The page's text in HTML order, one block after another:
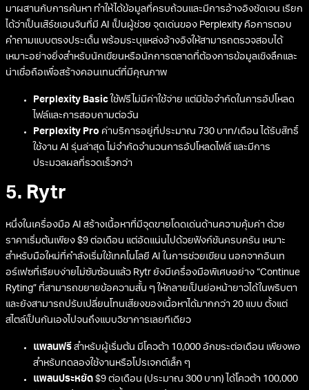
มาผสานกับการค้นหา ทำให้ได้ข้อมูลที่ครบถ้วนและมีการอ้างอิงชัดเจน เรียก
ได้ว่าเป็นเสิร์ชเอนจินที่มี AI เป็นผู้ช่วย จุดเด่นของ Perplexity คือการตอบ
คำถามแบบตรงประเด็น พร้อมระบุแหล่งอ้างอิงให้สามารถตรวจสอบได้
เหมาะอย่างยิ่งสำหรับนักเขียนหรือนักการตลาดที่ต้องการข้อมูลเชิงลึกและ
น่าเชื่อถือเพื่อสร้างคอนเทนต์ที่มีคุณภาพ
Perplexity Basic ใช้ฟรีไม่มีค่าใช้จ่าย แต่มีข้อจำกัดในการอัปโหลด
ไฟล์และการสอบถามต่อวัน
Perplexity Pro ค่าบริการอยู่ที่ประมาณ 730 บาท/เดือน ได้รับสิทธิ์
ใช้งาน AI รุ่นล่าสุด ไม่จำกัดจำนวนการอัปโหลดไฟล์ และมีการ
ประมวลผลที่รวดเร็วกว่า
5. Rytr
หนึ่งในเครื่องมือ AI สร้างเนื้อหาที่มีจุดขายโดดเด่นด้านความคุ้มค่า ด้วย
ราคาเริ่มต้นเพียง $9 ต่อเดือน แต่อัดแน่นไปด้วยฟังก์ชันครบครัน เหมาะ
สำหรับมือใหม่ที่กำลังเริ่มใช้เทคโนโลยี AI ในการช่วยเขียน นอกจากอินเท
อร์เฟซที่เรียบง่ายไม่ซับซ้อนแล้ว Rytr ยังมีเครื่องมือพิเศษอย่าง “Continue
Ryting” ที่สามารถขยายข้อความสั้น ๆ ให้กลายเป็นย่อหน้ายาวได้ในพริบตา
และยังสามารถปรับเปลี่ยนโทนเสียงของเนื้อหาได้มากกว่า 20 แบบ ตั้งแต่
สไตล์เป็นกันเองไปจนถึงแบบวิชาการเลยทีเดียว
แพลนฟรี สำหรับผู้เริ่มต้น มีโควต้า 10,000 อักขระต่อเดือน เพียงพอ
สำหรับทดลองใช้งานหรือโปรเจกต์เล็ก ๆ
แพลนประหยัด $9 ต่อเดือน (ประมาณ 300 บาท) ได้โควต้า 100,000